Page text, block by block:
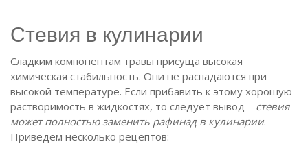
Стевия в кулинарии
Сладким компонентам травы присуща высокая
химическая стабильность. Они не распадаются при
высокой температуре. Если прибавить к этому хорошую
растворимость в жидкостях, то следует вывод – стевия
может полностью заменить рафинад в кулинарии.
Приведем несколько рецептов: